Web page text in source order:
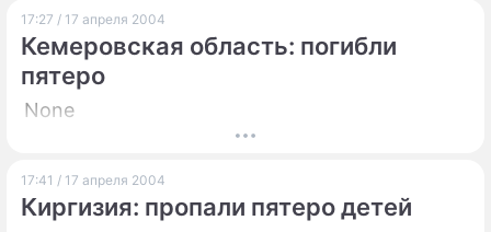
17:27 / 17 апреля 2004
Кемеровская область: погибли
пятеро
None
17:41 / 17 апреля 2004
Киргизия: пропали пятеро детей